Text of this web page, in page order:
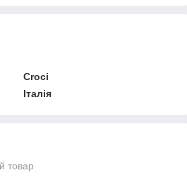
Croci
Італія
товар